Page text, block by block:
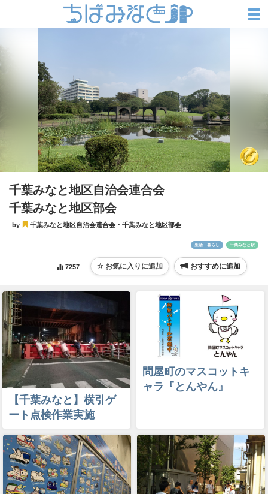
千葉みなと地区自治会連合会
千葉みなと地区部会
by 千葉みなと地区自治会連合会・千葉みなと地区部会
生活・暮らし 千葉みなと駅
7257 おすすめに追加
【千葉みなと】横引ゲ
ート点検作業実施
問屋町のマスコットキ
ャラ『とんやん』